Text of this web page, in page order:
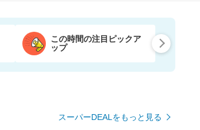
この時間の注目ピックア
ップ
スーパーDEALをもっと見る